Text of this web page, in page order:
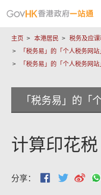
主页 本港居民
税务及应课
「税务易」的「个人税务网
「税务易」的「个人税务网
「税务易」的「
计算印花税
分享：